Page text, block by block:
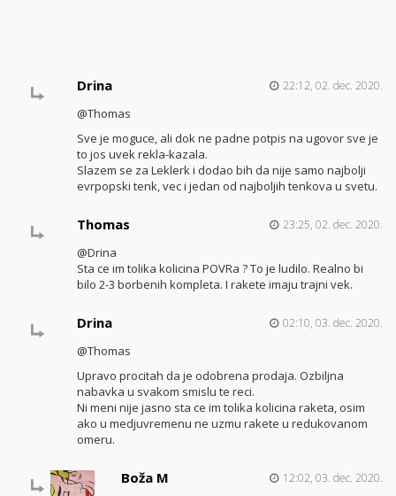
Drina 22:12, 02. dec. 2020.
@Thomas
Sve je moguce, ali dok ne padne potpis na ugovor sve je
to jos uvek rekla-kazala.
Slazem se za Leklerk i dodao bih da nije samo najbolji
evrpopski tenk, vec i jedan od najboljih tenkova u svetu.
Thomas 23:25, 02. dec. 2020.
@Drina
Sta ce im tolika kolicina POVRa ? To je ludilo. Realno bi
bilo 2-3 borbenih kompleta. I rakete imaju trajni vek.
Drina 02:10, 03. dec. 2020.
@Thomas
Upravo procitah da je odobrena prodaja. Ozbiljna
nabavka u svakom smislu te reci.
Ni meni nije jasno sta ce im tolika kolicina raketa, osim
ako u medjuvremenu ne uzmu rakete u redukovanom
omeru.
Boža M 12:02, 03. dec. 2020.